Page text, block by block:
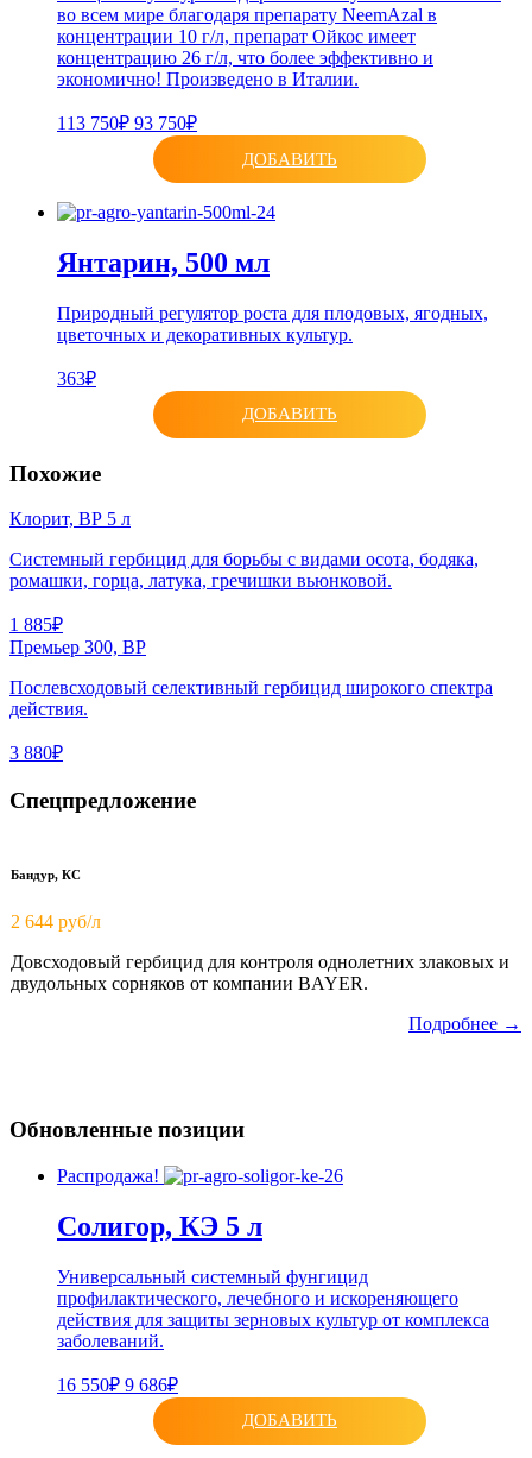
во всем мире благодаря препарату NeemAzal в
концентрации 10 г/л, препарат Ойкос имеет
концентрацию 26 г/л, что более эффективно и
экономично! Произведено в Италии.
113 750₽ 93 750₽
ДОБАВИТЬ
Янтарин, 500 мл
Природный регулятор роста для плодовых, ягодных,
цветочных и декоративных культур.
363₽
ДОБАВИТЬ
Похожие
Клорит, ВР 5 л
Системный гербицид для борьбы с видами осота, бодяка,
ромашки, горца, латука, гречишки вьюнковой.
1 885₽
Премьер 300, ВР
Послевсходовый селективный гербицид широкого спектра
действия.
3 880₽
Спецпредложение
Бандур, КС
2 644 руб/л
Довсходовый гербицид для контроля однолетних злаковых и
двудольных сорняков от компании BAYER.
Подробнее →
Обновленные позиции
Распродажа!
Солигор, КЭ 5 л
Универсальный системный фунгицид
профилактического, лечебного и искореняющего
действия для защиты зерновых культур от комплекса
заболеваний.
16 550₽ 9 686₽
ДОБАВИТЬ